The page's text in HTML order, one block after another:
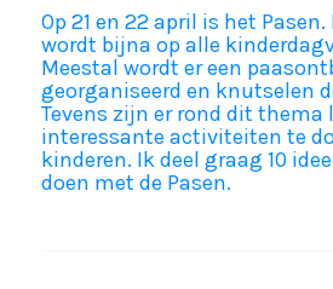
Op 21 en 22 april is het
wordt bijna op alle
Meestal wordt er een
georganiseerd en knutselen
Tevens zijn er rond dit thema
interessante activiteiten te
kinderen. Ik deel graag 10
doen met de Pasen.